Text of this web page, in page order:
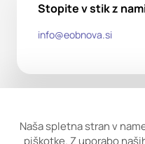
Stopite v stik z
info@eobnova.si
Naša spletna stran v
piškotke. Z uporabo